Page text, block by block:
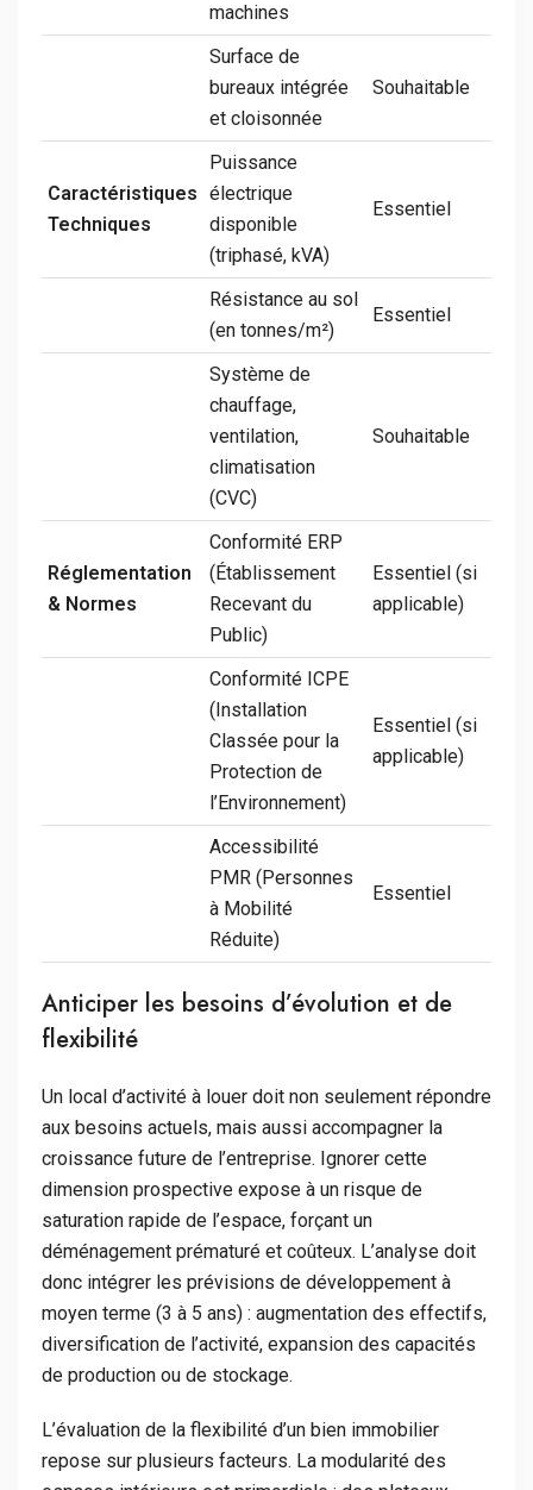
machines
Surface de
bureaux intégrée
et cloisonnée
Souhaitable
Caractéristiques
Techniques
Puissance
électrique
disponible
(triphasé, kVA)
Essentiel
Résistance au sol
(en tonnes/m²)
Essentiel
Système de
chauffage,
ventilation,
climatisation
(CVC)
Souhaitable
Réglementation
& Normes
Conformité ERP
(Établissement
Recevant du
Public)
Essentiel (si
applicable)
Conformité ICPE
(Installation
Classée pour la
Protection de
l’Environnement)
Essentiel (si
applicable)
Accessibilité
PMR (Personnes
à Mobilité
Réduite)
Essentiel
Anticiper les besoins d’évolution et de
flexibilité
Un local d’activité à louer doit non seulement répondre
aux besoins actuels, mais aussi accompagner la
croissance future de l’entreprise. Ignorer cette
dimension prospective expose à un risque de
saturation rapide de l’espace, forçant un
déménagement prématuré et coûteux. L’analyse doit
donc intégrer les prévisions de développement à
moyen terme (3 à 5 ans) : augmentation des effectifs,
diversification de l’activité, expansion des capacités
de production ou de stockage.
L’évaluation de la flexibilité d’un bien immobilier
repose sur plusieurs facteurs. La modularité des